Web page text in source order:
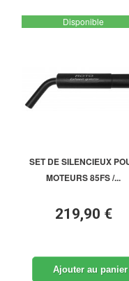
Disponible
SET DE SILENCIEUX
MOTEURS 85FS /...
219,90 €
Ajouter au panier